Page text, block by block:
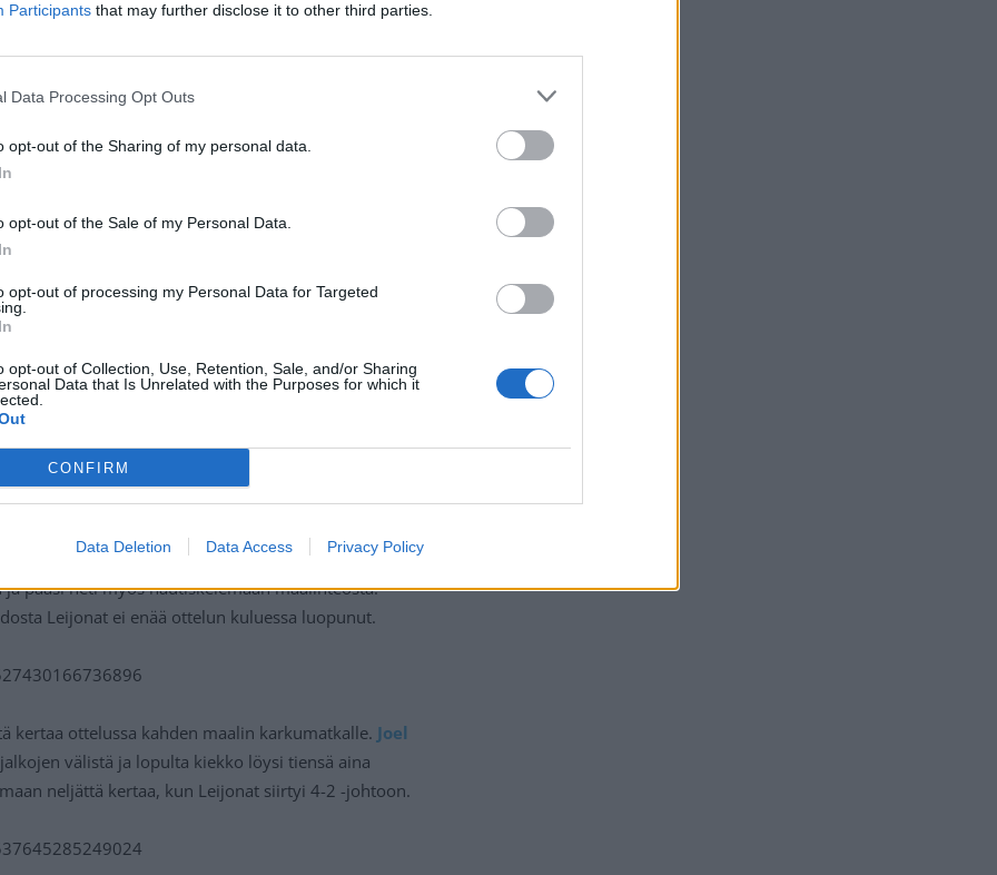
Participants that may further disclose it to other third parties.
Data Processing Opt Outs
opt-out of the Sharing of my personal data.
opt-out of the Sale of my Personal Data.
opt-out of processing my Personal Data for Targeted
opt-out of Collection, Use, Retention, Sale, and/or Sharing
Data that Is Unrelated with the Purposes for which it
CONFIRM
Data Deletion Data Access Privacy Policy
tämän vuoden semifinaalissa johtoasemaan.
ylähyllylletarkalla ja terävällä laukauksella.
SEAN FARRELL
IT UP 2-2.
May 28, 2022
johtoasemassa. Sami Vatanen
teki paluun
pääsi heti myös nautiskelemaan maalinteosta.
Leijonat ei enää ottelun kuluessa luopunut.
kertaa ottelussa kahden maalin karkumatkalle. Joel
jalkojen välistä ja lopulta kiekko löysi tiensä aina
neljättä kertaa, kun Leijonat siirtyi 4-2 -johtoon.